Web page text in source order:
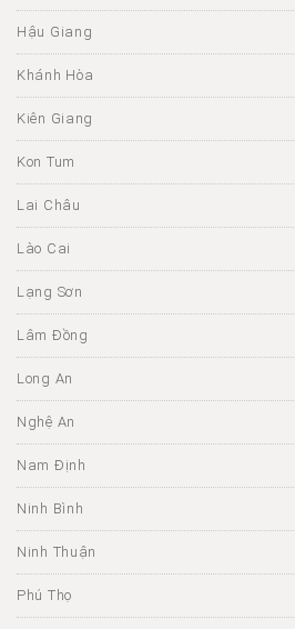
Hậu Giang
Khánh Hòa
Kiên Giang
Kon Tum
Lai Châu
Lào Cai
Lạng Sơn
Lâm Đồng
Long An
Nghệ An
Nam Định
Ninh Bình
Ninh Thuận
Phú Thọ